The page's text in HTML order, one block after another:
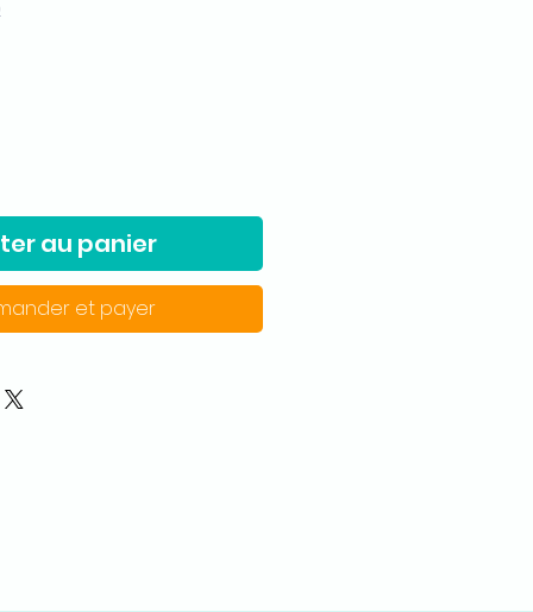
au panier
et payer